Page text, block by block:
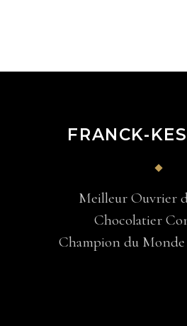
FRANCK-
Meilleur Ouvrier
Chocolatier
Champion du Monde